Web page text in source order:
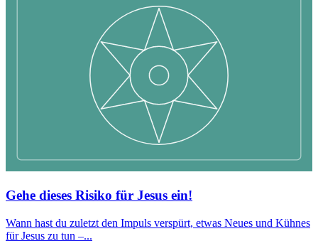
Gehe dieses Risiko für Jesus ein!
Wann hast du zuletzt den Impuls verspürt, etwas Neues und Kühnes
für Jesus zu tun –...